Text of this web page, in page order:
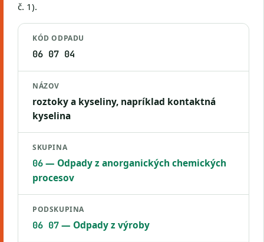
č. 1).
KÓD ODPADU
06 07 04
NÁZOV
roztoky a kyseliny, napríklad kontaktná
kyselina
SKUPINA
06— Odpady z anorganických chemických
procesov
PODSKUPINA
06 07— Odpady z výroby